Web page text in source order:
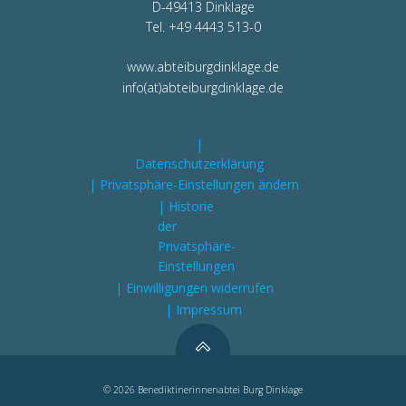
D-49413 Dinklage
Tel. +49 4443 513-0
www.abteiburgdinklage.de
info(at)abteiburgdinklage.de
|
Datenschutzerklärung
| Privatsphäre-Einstellungen ändern
| Historie
der
Privatsphäre-
Einstellungen
| Einwilligungen widerrufen
| Impressum
© 2026 Benediktinerinnenabtei Burg Dinklage